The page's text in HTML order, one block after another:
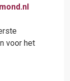
voor het